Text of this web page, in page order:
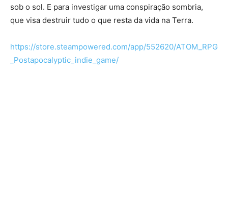
sob o sol. E para investigar uma conspiração sombria,
que visa destruir tudo o que resta da vida na Terra.
https://store.steampowered.com/app/552620/ATOM_RPG
_Postapocalyptic_indie_game/